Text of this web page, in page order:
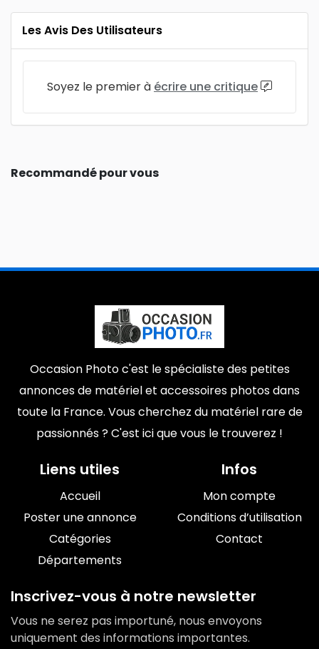
Les Avis Des Utilisateurs
Soyez le premier à écrire une critique
Recommandé pour vous
Occasion Photo c'est le spécialiste des petites
annonces de matériel et accessoires photos dans
toute la France. Vous cherchez du matériel rare de
passionnés ? C'est ici que vous le trouverez !
Liens utiles
Accueil
Poster une annonce
Catégories
Départements
Infos
Mon compte
Conditions d’utilisation
Contact
Inscrivez-vous à notre newsletter
Vous ne serez pas importuné, nous envoyons
uniquement des informations importantes.